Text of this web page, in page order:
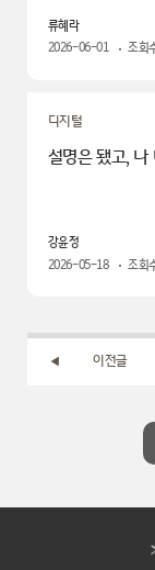
류혜라
2026-06-01
조회
디지털
설명은 됐고,
강윤정
2026-05-18
조회
이전글